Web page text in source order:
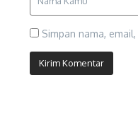
Simpan nama,